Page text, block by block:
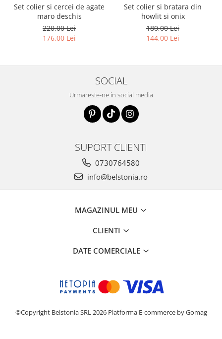
Set colier si cercei de agate
maro deschis
220,00 Lei
176,00 Lei
Set colier si bratara din
howlit si onix
180,00 Lei
144,00 Lei
SOCIAL
Urmareste-ne in social media
SUPORT CLIENTI
0730764580
info@belstonia.ro
MAGAZINUL MEU
CLIENTI
DATE COMERCIALE
©Copyright Belstonia SRL 2026 Platforma E-commerce by Gomag